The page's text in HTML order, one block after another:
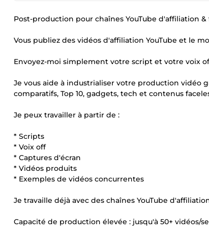
Post-production pour chaînes YouTube d'affiliation &
Vous publiez des vidéos d'affiliation YouTube et le
Envoyez-moi simplement votre script et votre voix
Je vous aide à industrialiser votre production vidéo
comparatifs, Top 10, gadgets, tech et contenus
Je peux travailler à partir de :
* Scripts
* Voix off
* Captures d'écran
* Vidéos produits
* Exemples de vidéos concurrentes
Je travaille déjà avec des chaînes YouTube
Capacité de production élevée : jusqu'à 50+